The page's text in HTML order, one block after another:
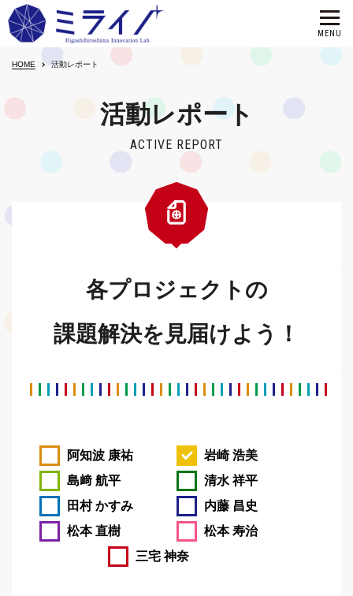
HOME 活動レポート
活動レポート
ACTIVE REPORT
各プロジェクトの
課題解決を見届けよう！
阿知波 康祐
岩崎 浩美
島﨑 航平
清水 祥平
田村 かすみ
内藤 昌史
松本 直樹
松本 寿治
三宅 神奈